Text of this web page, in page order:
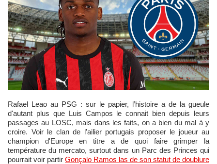
Rafael Leao au PSG : sur le papier, l’histoire a de la gueule
d'autant plus que Luis Campos le connait bien depuis leurs
passages au LOSC, mais dans les faits, on a bien du mal à y
croire. Voir le clan de l’ailier portugais proposer le joueur au
champion d'Europe en titre a de quoi faire grimper la
température du mercato, surtout dans un Parc des Princes qui
pourrait voir partir Gonçalo Ramos las de son statut de doublure